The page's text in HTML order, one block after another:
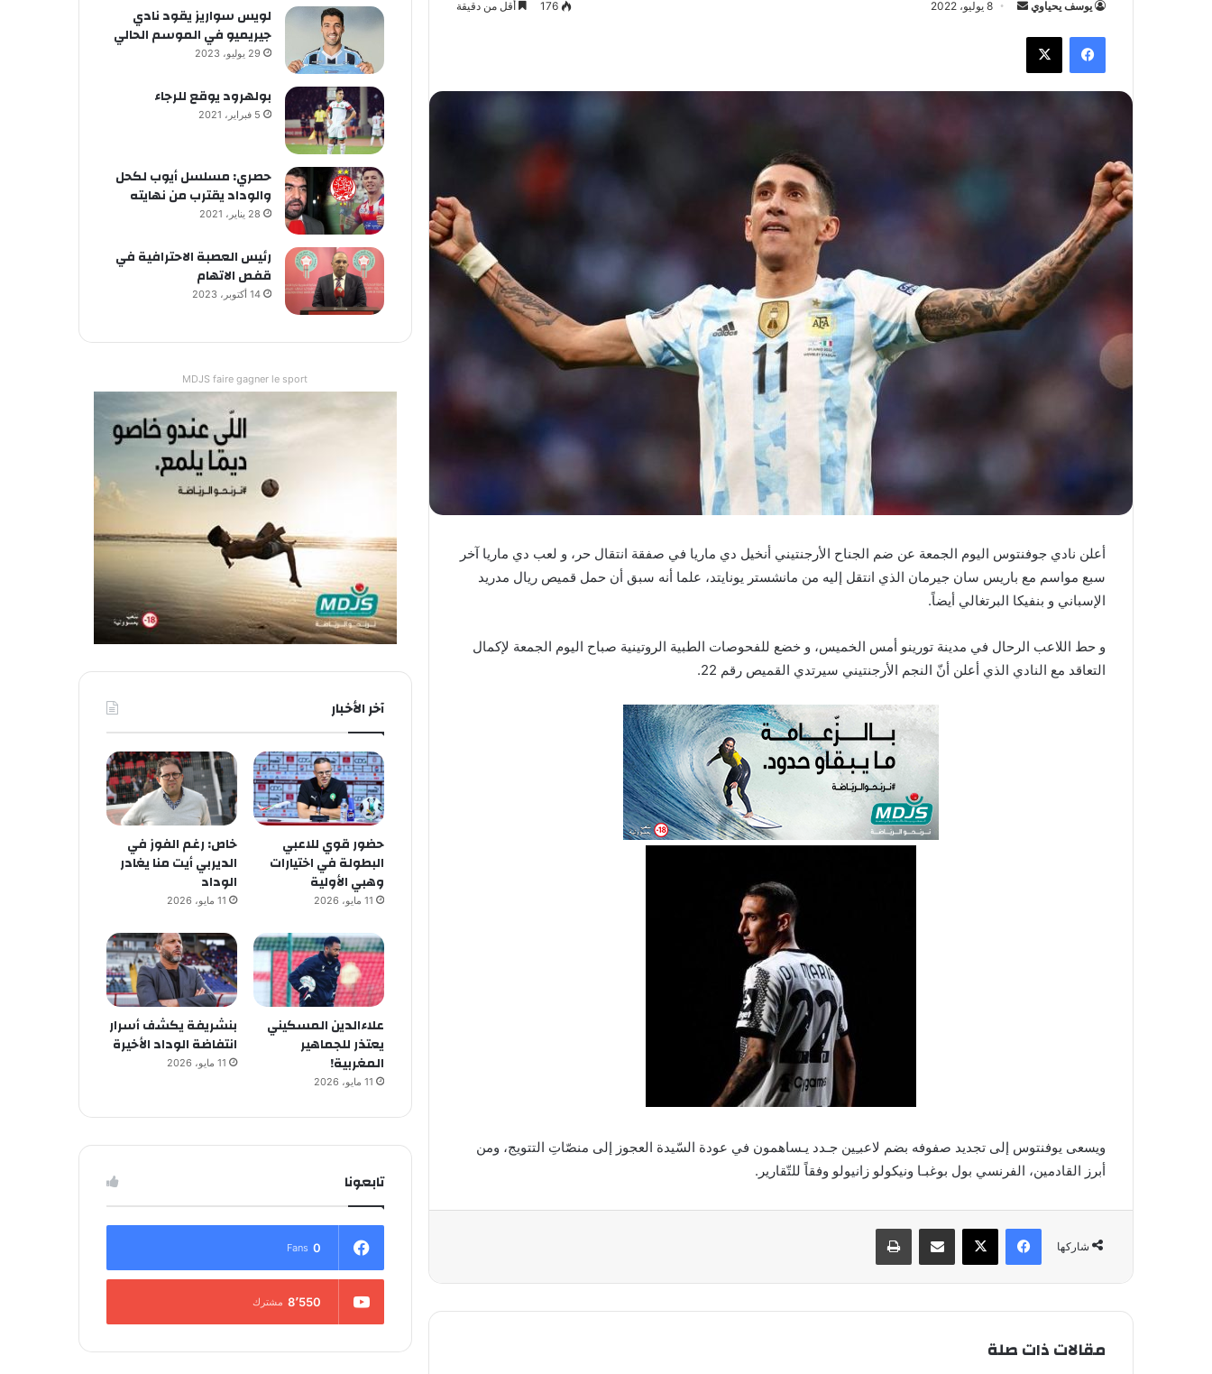
يوسف يحياوي
ب
ر
و
ن
8 يوليو، 2022 176 أقل من دقيقة
فيسبوك
أعلن نادي جوفنتوس اليوم الجمعة عن ضم الجناح الأرجنتيني أنخيل دي ماريا في صفقة انتقال حر، و لعب دي ماريا آخر
سبع مواسم مع باريس سان جيرمان الذي انتقل إليه من مانشستر يونايتد، علما أنه سبق أن حمل قميص ريال مدريد
الإسباني و بنفيكا البرتغالي أيضاً.
و حط اللاعب الرحال في مدينة تورينو أمس الخميس، و خضع للفحوصات الطبية الروتينية صباح اليوم الجمعة لإكمال
التعاقد مع النادي الذي أعلن أنّ النجم الأرجنتيني سيرتدي القميص رقم 22.
ويسعى يوفنتوس إلى تجديد صفوفه بضم لاعبـِين جـدد يـساهمون في عودة السّيدة العجوز إلى منصّاتِ التتويج، ومن
أبرز القادمين، الفرنسي بول بوغبـا ونيكولو زانيولو وفقاً للتّقارير.
شاركها
فيسبوك
مقالات ذات صلة
لويس سواريز يقود نادي
جيريميو في الموسم الحالي
29 يوليو، 2023
بولهرود يوقع للرجاء
5 فبراير، 2021
حصري: مسلسل أيوب لكحل
والوداد يقترب من نهايته
28 يناير، 2021
رئيس العصبة الاحترافية في
قفص الاتهام
14 أكتوبر، 2023
MDJS faire gagner le sport
آخر الأخبار
حضور قوي للاعبي
البطولة في اختيارات
وهبي الأولية
11 مايو، 2026
خاص: رغم الفوز في
الديربي أيت منا يغادر
الوداد
11 مايو، 2026
علاءالدين المسكيني
يعتذر للجماهير
المغربية!
11 مايو، 2026
بنشريفة يكشف أسرار
انتفاضة الوداد الأخيرة
11 مايو، 2026
تابعونا
0
Fans
8٬550 مشترك